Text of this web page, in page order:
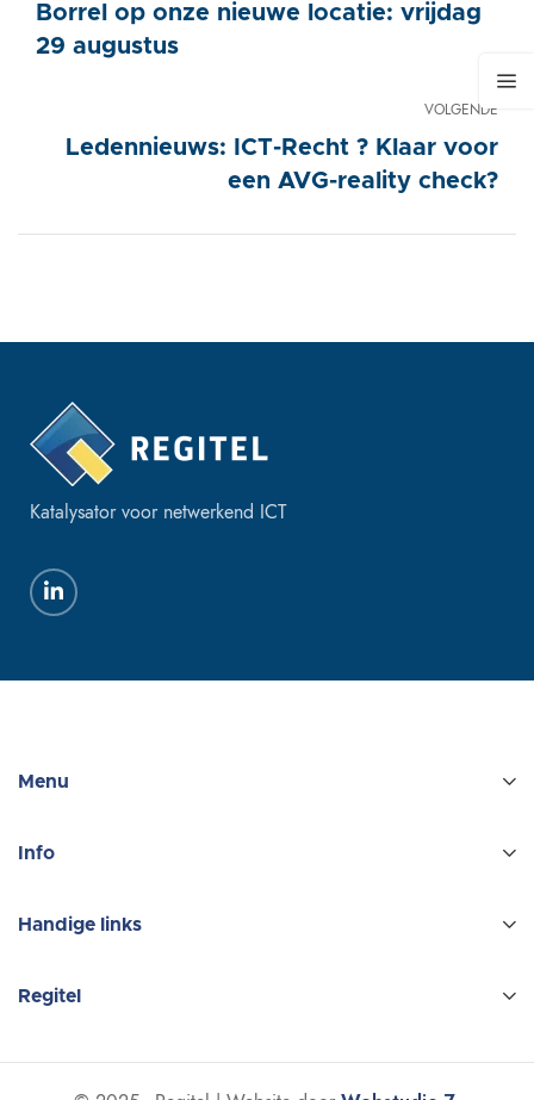
Borrel op onze nieuwe locatie: vrijdag
29 augustus
VOLGENDE
Ledennieuws: ICT-Recht ? Klaar voor
een AVG-reality check?
Katalysator voor netwerkend ICT
Menu
Info
Handige links
Regitel